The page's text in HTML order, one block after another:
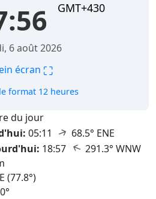
GMT+430
6 août 2026
écran ⛶
format 12 heures
du jour
05:11 ↑ 68.5° ENE
18:57 ↑ 291.3° WNW
(77.8°)